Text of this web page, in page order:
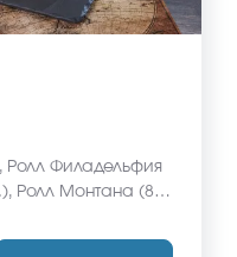
Ролл Филадельфия
Ролл Монтана (8